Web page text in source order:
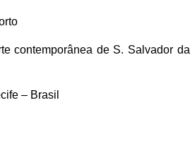
contemporânea de S. Salvador
– Brasil